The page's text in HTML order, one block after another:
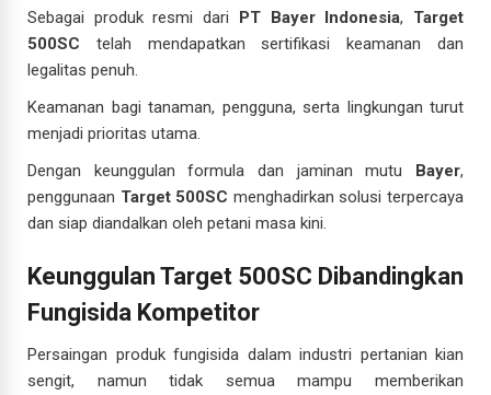
Sebagai produk resmi dari PT Bayer Indonesia, Target
500SC telah mendapatkan sertifikasi keamanan dan
legalitas penuh.
Keamanan bagi tanaman, pengguna, serta lingkungan turut
menjadi prioritas utama.
Dengan keunggulan formula dan jaminan mutu Bayer,
penggunaan Target 500SC menghadirkan solusi terpercaya
dan siap diandalkan oleh petani masa kini.
Keunggulan Target 500SC Dibandingkan
Fungisida Kompetitor
Persaingan produk fungisida dalam industri pertanian kian
sengit, namun tidak semua mampu memberikan